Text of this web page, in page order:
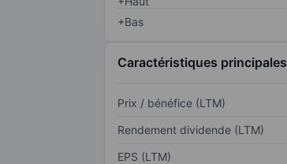
+Bas
Caractéristiques principales
Prix / bénéfice (LTM)
Rendement dividende (LTM)
EPS (LTM)